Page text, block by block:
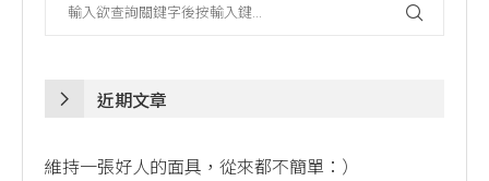
近期文章
維持一張好人的面具，從來都不簡單：）